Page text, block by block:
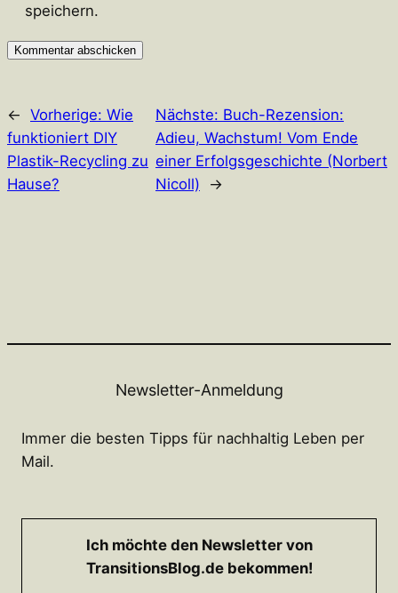
speichern.
← Vorherige: Wie
funktioniert DIY
Plastik-Recycling zu
Hause?
Nächste: Buch-Rezension:
Adieu, Wachstum! Vom Ende
einer Erfolgsgeschichte (Norbert
Nicoll)
→
Newsletter-Anmeldung
Immer die besten Tipps für nachhaltig Leben per
Mail.
Ich möchte den Newsletter von
TransitionsBlog.de bekommen!